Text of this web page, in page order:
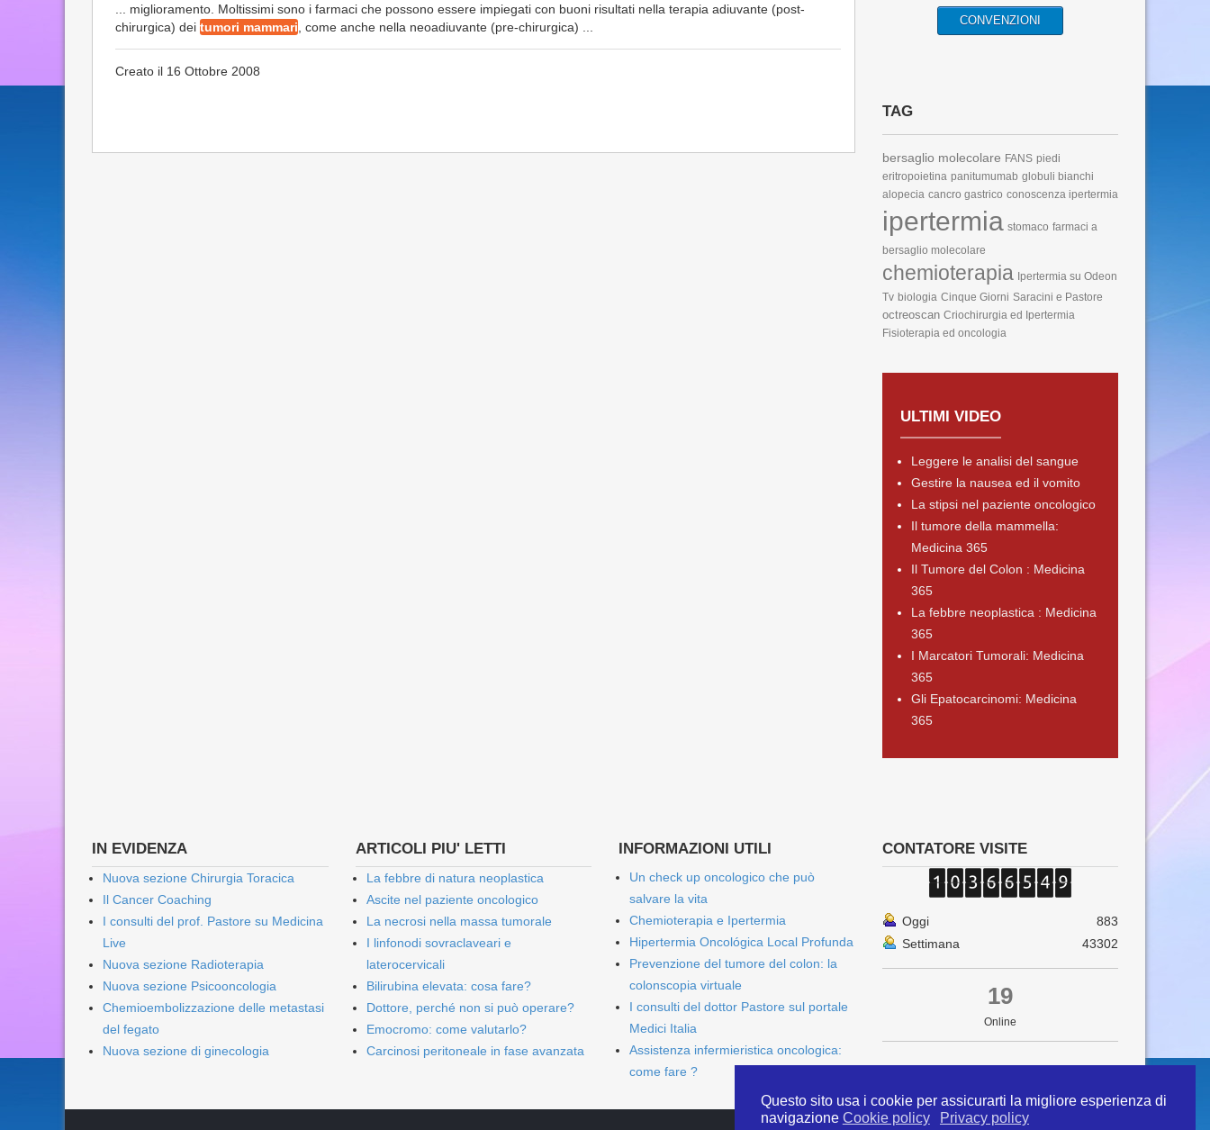
Questo sito usa i cookie per assicurarti la migliore esperienza di
navigazione Cookie policy Privacy policy
... miglioramento. Moltissimi sono i farmaci che possono essere impiegati con buoni risultati nella terapia adiuvante (post-
chirurgica) dei tumori mammari , come anche nella neoadiuvante (pre-chirurgica) ...
Creato il 16 Ottobre 2008
CONVENZIONI
TAG
bersaglio molecolare FANS piedi
eritropoietina panitumumab globuli bianchi
alopecia cancro gastrico conoscenza ipertermia
ipertermia stomaco farmaci a
bersaglio molecolare
chemioterapia Ipertermia su Odeon
Tv biologia Cinque Giorni Saracini e Pastore
octreoscan Criochirurgia ed Ipertermia
Fisioterapia ed oncologia
ULTIMI VIDEO
Leggere le analisi del sangue
Gestire la nausea ed il vomito
La stipsi nel paziente oncologico
Il tumore della mammella:
Medicina 365
Il Tumore del Colon : Medicina
365
La febbre neoplastica : Medicina
365
I Marcatori Tumorali: Medicina
365
Gli Epatocarcinomi: Medicina
365
IN EVIDENZA
Nuova sezione Chirurgia Toracica
Il Cancer Coaching
I consulti del prof. Pastore su Medicina
Live
Nuova sezione Radioterapia
Nuova sezione Psicooncologia
Chemioembolizzazione delle metastasi
del fegato
Nuova sezione di ginecologia
ARTICOLI PIU' LETTI
La febbre di natura neoplastica
Ascite nel paziente oncologico
La necrosi nella massa tumorale
I linfonodi sovraclaveari e
laterocervicali
Bilirubina elevata: cosa fare?
Dottore, perché non si può operare?
Emocromo: come valutarlo?
Carcinosi peritoneale in fase avanzata
INFORMAZIONI UTILI
Un check up oncologico che può
salvare la vita
Chemioterapia e Ipertermia
Hipertermia Oncológica Local Profunda
Prevenzione del tumore del colon: la
colonscopia virtuale
I consulti del dottor Pastore sul portale
Medici Italia
Assistenza infermieristica oncologica:
come fare ?
CONTATORE VISITE
Oggi
883
Settimana
43302
19
Online